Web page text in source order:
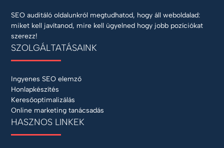
SEO auditáló oldalunkról megtudhatod, hogy áll weboldalad:
miket kell javítanod, mire kell ügyelned hogy jobb pozíciókat
szerezz!
SZOLGÁLTATÁSAINK
Ingyenes SEO elemző
Honlapkészítés
Keresőoptimalizálás
Online marketing tanácsadás
HASZNOS LINKEK